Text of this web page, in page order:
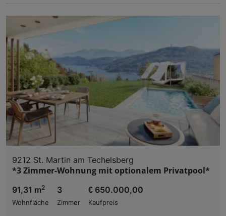
9212 St. Martin am Techelsberg
*3 Zimmer-Wohnung mit optionalem Privatpool*
91,31 m2
Wohnfläche
3
Zimmer
€ 650.000,00
Kaufpreis